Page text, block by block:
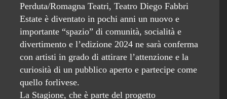
Perduta/Romagna Teatri, Teatro Diego Fabbri
Estate è diventato in pochi anni un nuovo e
importante “spazio” di comunità, socialità e
divertimento e l’edizione 2024 ne sarà conferma
con artisti in grado di attirare l’attenzione e la
curiosità di un pubblico aperto e partecipe come
quello forlivese.
La Stagione, che è parte del progetto